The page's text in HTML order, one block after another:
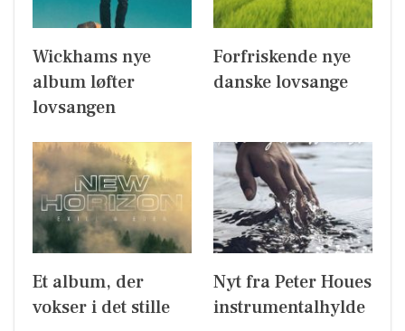
Wickhams nye
album løfter
lovsangen
Forfriskende nye
danske lovsange
Et album, der
vokser i det stille
Nyt fra Peter Houes
instrumentalhylde